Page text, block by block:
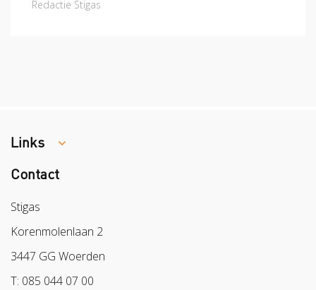
Redactie Stigas
Links
Colland
Sazas
BPL
Arbeidsmarkt
Contact
Stigas
Korenmolenlaan 2
3447 GG Woerden
T: 085 044 07 00